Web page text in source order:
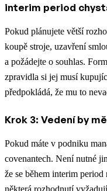
interim period
Pokud plánujete větší
koupě stroje, uzavření
a požádejte o souhlas.
zpravidla si jej musí
předpokládá, že mu to
Krok 3: Vedení by
Pokud máte v podniku
covenantech. Není nutné
že se během interim
některá rozhodnutí